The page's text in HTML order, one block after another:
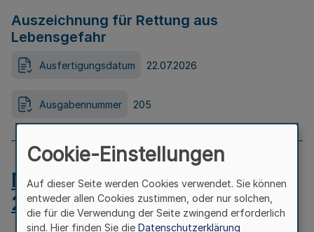
Auszeichnung für Rettung aus
Lebensgefahr
Ausfertigungsdatum 22.07.2026
Ausgabennummer 205
MB.NRW 2026 Nr. 204 vom
24.07.2026
Cookie-Einstellungen
Auf dieser Seite werden Cookies verwendet. Sie können
entweder allen Cookies zustimmen, oder nur solchen,
die für die Verwendung der Seite zwingend erforderlich
sind. Hier finden Sie die Datenschutzerklärung